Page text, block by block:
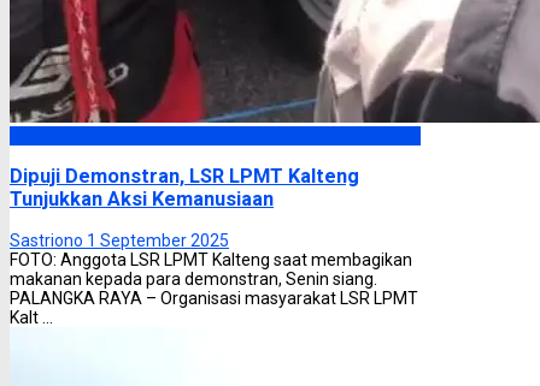
Dipuji Demonstran, LSR LPMT Kalteng
Tunjukkan Aksi Kemanusiaan
Sastriono 1 September 2025
FOTO: Anggota LSR LPMT Kalteng saat membagikan
makanan kepada para demonstran, Senin siang.
PALANGKA RAYA – Organisasi masyarakat LSR LPMT
Kalt ...